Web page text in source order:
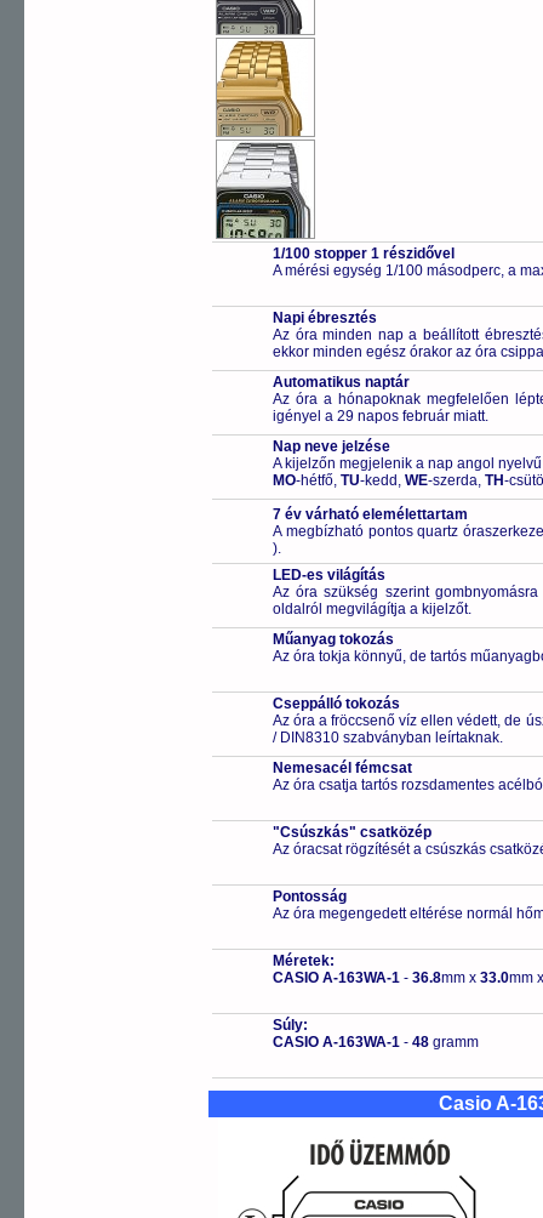
1/100 stopper 1 részidővel
A mérési egység 1/100 másodperc, a
Napi ébresztés
Az óra minden nap a beállított
ekkor minden egész órakor az óra
Automatikus naptár
Az óra a hónapoknak megfelelően
igényel a 29 napos február miatt.
Nap neve jelzése
A kijelzőn megjelenik a nap angol
MO-hétfő, TU-kedd, WE-szerda, TH-
7 év várható elemélettartam
A megbízható pontos quartz
).
LED-es világítás
Az óra szükség szerint
oldalról megvilágítja a kijelzőt.
Műanyag tokozás
Az óra tokja könnyű, de tartós
Cseppálló tokozás
Az óra a fröccsenő víz ellen védett, de
/ DIN8310 szabványban leírtaknak.
Nemesacél fémcsat
Az óra csatja tartós rozsdamentes
"Csúszkás" csatközép
Az óracsat rögzítését a csúszkás
Pontosság
Az óra megengedett eltérése normál
Méretek:
CASIO A-163WA-1 - 36.8mm x 33.0mm
Súly:
CASIO A-163WA-1 - 48 gramm
Casio A-